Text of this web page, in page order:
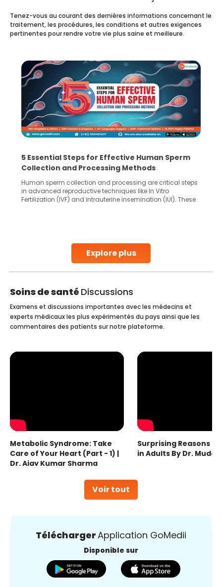
Explore plus
Tenez-vous au courant des dernières informations concernant le
traitement, les procédures, les conditions et autres exigences
pertinentes pour rendre votre vie plus saine et meilleure.
5 Essential Steps for Effective Human Sperm
Collection and Processing Methods
Human sperm collection and processing are critical steps
in advanced reproductive techniques like In Vitro
Fertilization (IVF) and intrauterine insemination (IUI). These
collected, they process the
Soins de santé Discussions
Voir tout
Examens et discussions importantes avec les médecins et
experts médicaux les plus expérimentés du pays ainsi que les
commentaires des patients sur notre plateforme.
Metabolic Syndrome: Take
Care of Your Heart (Part - 1) |
Dr. Ajay Kumar Sharma
Surprising Reasons
in Adults By Dr.
TéléchargerApplication GoMedii
Disponible sur